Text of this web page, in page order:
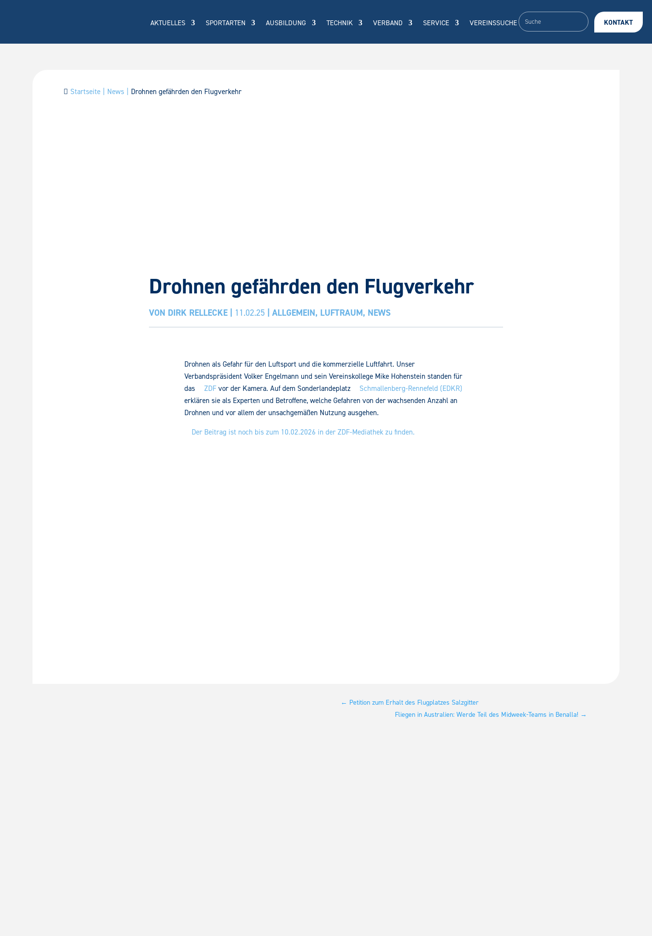
AKTUELLES SPORTARTEN AUSBILDUNG TECHNIK VERBAND SERVICE VEREINSSUCHE KONTAKT
 Startseite News Drohnen gefährden den Flugverkehr
Drohnen gefährden den Flugverkehr
VON DIRK RELLECKE 11.02.25 |ALLGEMEIN, LUFTRAUM, NEWS
Drohnen als Gefahr für den Luftsport und die kommerzielle Luftfahrt. Unser
Verbandspräsident Volker Engelmann und sein Vereinskollege Mike Hohenstein standen für
das
ZDFvor der Kamera. Auf dem Sonderlandeplatz
Schmallenberg-Rennefeld (EDKR)
erklären sie als Experten und Betroffene, welche Gefahren von der wachsenden Anzahl an
Drohnen und vor allem der unsachgemäßen Nutzung ausgehen.
Der Beitrag ist noch bis zum 10.02.2026 in der ZDF-Mediathek zu finden.
← Petition zum Erhalt des Flugplatzes Salzgitter
Fliegen in Australien: Werde Teil des Midweek-Teams in Benalla!→